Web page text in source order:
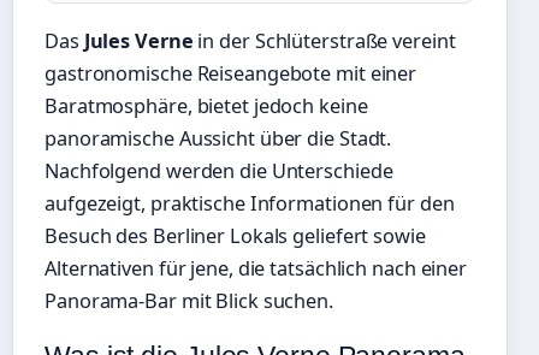
Das Jules Verne in der Schlüterstraße vereint
gastronomische Reiseangebote mit einer
Baratmosphäre, bietet jedoch keine
panoramische Aussicht über die Stadt.
Nachfolgend werden die Unterschiede
aufgezeigt, praktische Informationen für den
Besuch des Berliner Lokals geliefert sowie
Alternativen für jene, die tatsächlich nach einer
Panorama-Bar mit Blick suchen.